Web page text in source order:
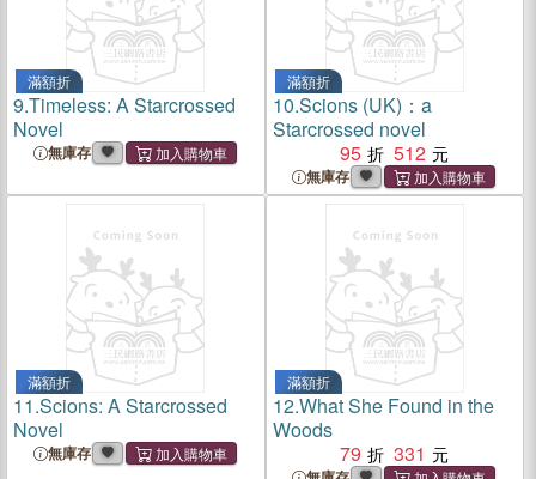
滿額折
9.Timeless: A Starcrossed
Novel
無庫存
滿額折
10.Scions (UK)：a
Starcrossed novel
95
512
無庫存
滿額折
11.Scions: A Starcrossed
Novel
無庫存
滿額折
12.What She Found in the
Woods
79
331